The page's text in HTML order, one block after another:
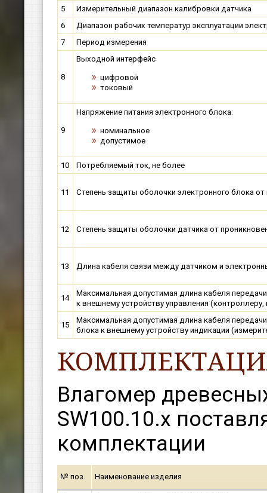
5
Измерительный диапазон калибровки датчика
6
Диапазон рабочих температур эксплуатации
7
Период измерения
8
Выходной интерфейс
цифровой
токовый
9
Напряжение питания электронного блока:
номинальное
допустимое
10 Потребляемый ток, не более
11 Степень защиты оболочки электронного блока от
12 Степень защиты оболочки датчика от
13 Длина кабеля связи между датчиком и
14
Максимальная допустимая длина кабеля
к внешнему устройству управления
15
Максимальная допустимая длина кабеля
блока к внешнему устройству индикации
Влагомер
SW100.10.х
комплектации
№ поз. Наименование изделия